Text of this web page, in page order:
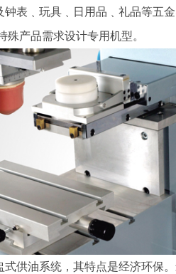
表﹑玩具﹑日用品﹑礼品等五金
殊产品需求设计专用机型。
式供油系统，其特点是经济环保